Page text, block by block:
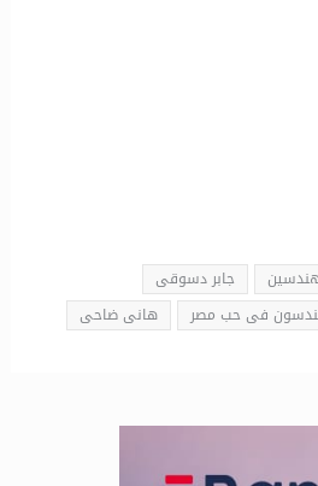
جابر دسوقى
فى حب مصر هانى ضاحى